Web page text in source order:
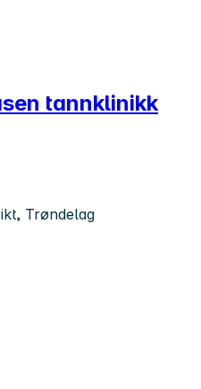
tannklinikk
Trøndelag